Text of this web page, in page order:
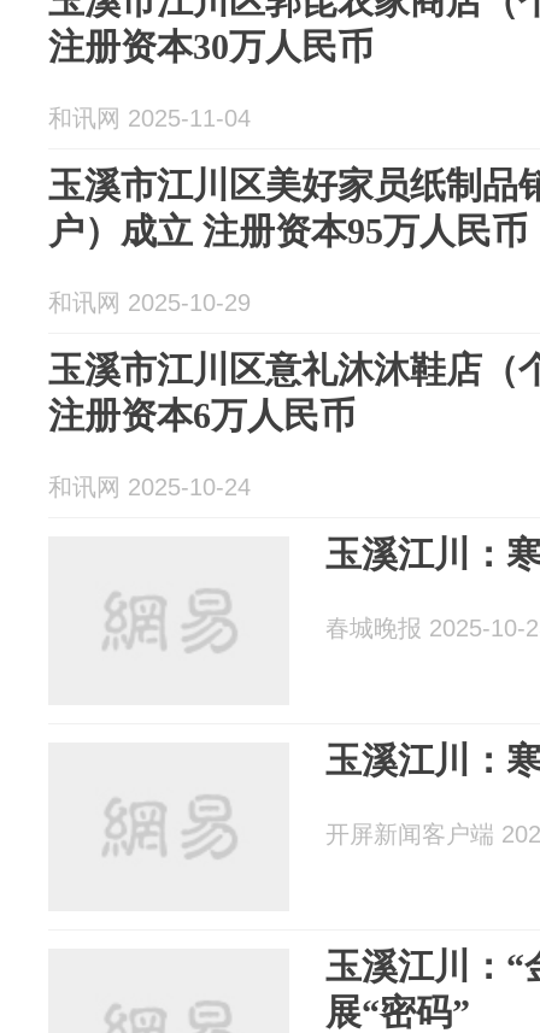
注册资本30万人民币
和讯网 2025-11-04
玉溪市江川区美好家员纸制品
户）成立 注册资本95万人民币
和讯网 2025-10-29
玉溪市江川区意礼沐沐鞋店（
注册资本6万人民币
和讯网 2025-10-24
玉溪江川：
春城晚报 2025-10-
玉溪江川：
开屏新闻客户端
玉溪江川：“
展“密码”